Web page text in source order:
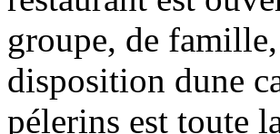
groupe, de
disposition dune
pélerins est toute